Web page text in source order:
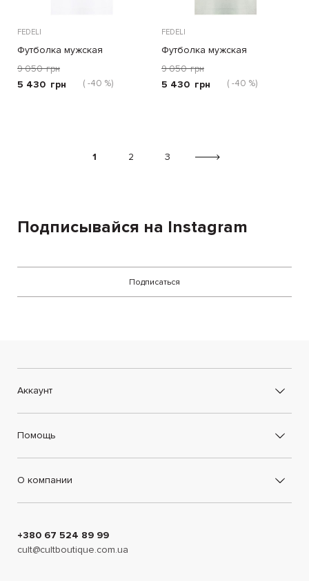
FEDELI
Футболка мужская
9 050 грн
5 430 грн ( -40 %)
FEDELI
Футболка мужская
9 050 грн
5 430 грн ( -40 %)
1 2 3
Подписывайся на Instagram
Подписаться
Аккаунт
Помощь
О компании
+380 67 524 89 99
cult@cultboutique.com.ua